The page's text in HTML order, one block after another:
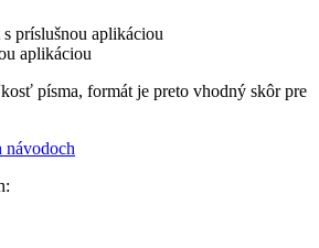
príslušnou aplikáciou
aplikáciou
písma, formát je preto vhodný skôr pre
návodoch